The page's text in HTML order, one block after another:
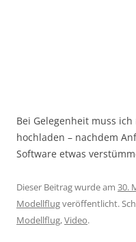
Bei Gelegenheit muss
hochladen – nachdem
Software etwas
Dieser Beitrag wurde am 30.
Modellflugveröffentlicht.
Modellflug,Video.